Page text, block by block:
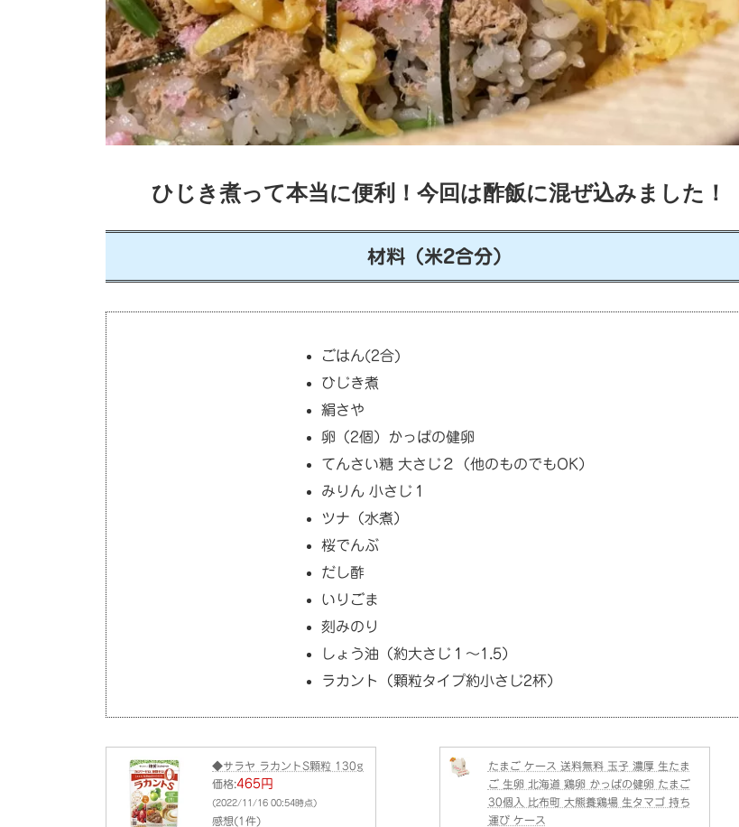
ひじき煮って本当に便利！今回は酢飯に混ぜ込みました！
材料（米2合分）
ごはん(2合)
ひじき煮
絹さや
卵（2個）かっぱの健卵
てんさい糖 大さじ２（他のものでもOK）
みりん 小さじ１
ツナ（水煮）
桜でんぶ
だし酢
いりごま
刻みのり
しょう油（約大さじ１～1.5）
ラカント（顆粒タイプ約小さじ2杯）
◆サラヤ ラカントS顆粒 130g
価格:465円
(2022/11/16 00:54時点)
感想(1件)
たまご ケース 送料無料 玉子 濃厚 生たま
ご 生卵 北海道 鶏卵 かっぱの健卵 たまご
30個入 比布町 大熊養鶏場 生タマゴ 持ち
運び ケース